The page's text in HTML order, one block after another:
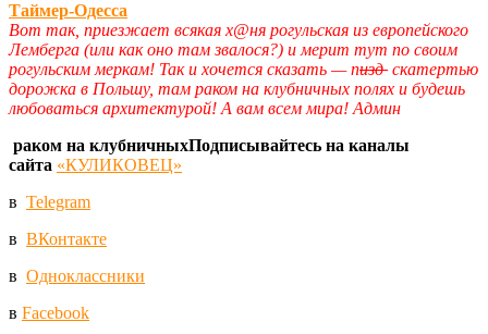
Таймер-Одесса
Вот так, приезжает всякая х@ня рогульская из европейского
Лемберга (или как оно там звалося?) и мерит тут по своим
рогульским меркам! Так и хочется сказать — пизд скатертью
дорожка в Польшу, там раком на клубничных полях и будешь
любоваться архитектурой! А вам всем мира! Админ
раком на клубничныхПодписывайтесь на каналы
сайта «КУЛИКОВЕЦ»
в Telegram
в ВКонтакте
в Одноклассники
в Facebook